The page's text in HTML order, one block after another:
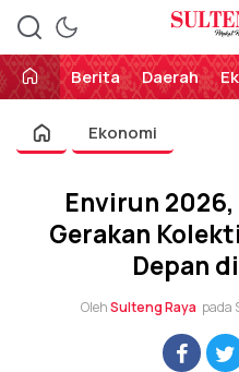
Perekat
Berita
Daerah
Ekonomi
Envirun
Gerakan
Depan
OlehSulteng Raya pada